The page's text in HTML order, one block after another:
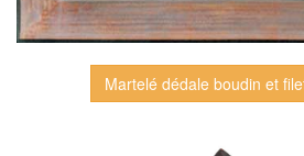
Martelé dédale boudin et